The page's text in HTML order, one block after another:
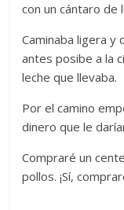
con un cántaro de
Caminaba ligera y
antes posibe a la
leche que llevaba.
Por el camino
dinero que le
Compraré un
pollos. ¡Sí,